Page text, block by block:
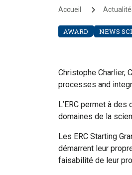
Fil d'Ariane
Accueil
AWARD NEWS
Christophe Charlier,
processes and
L’ERC permet à
domaines de la
Les ERC Starting
démarrent leur
faisabilité de leur